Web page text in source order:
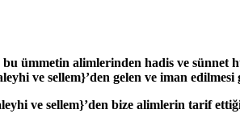
ümmetin alimlerinden hadis ve sünnet
ve sellem}’den gelen ve iman
ve sellem}’den bize alimlerin tarif